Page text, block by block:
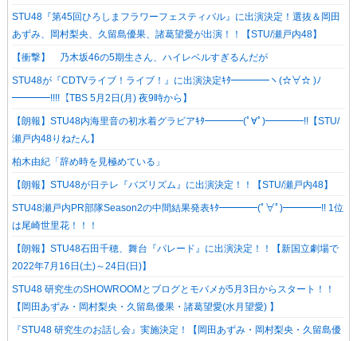
STU48『第45回ひろしまフラワーフェスティバル』に出演決定！選抜＆岡田
あずみ、岡村梨央、久留島優果、諸葛望愛が出演！！【STU/瀬戸内48】
【衝撃】 乃木坂46の5期生さん、ハイレベルすぎるんだが
STU48が『CDTVライブ！ライブ！』に出演決定ｷﾀ━━━━ヽ(☆∀☆ )ﾉ
━━━━!!!!【TBS 5月2日(月) 夜9時から】
【朗報】STU48内海里音の初水着グラビアｷﾀ━━━━(ﾟ∀ﾟ)━━━━!!【STU/
瀬戸内48りねたん】
柏木由紀「辞め時を見極めている」
【朗報】STU48が日テレ『バズリズム』に出演決定！！【STU/瀬戸内48】
STU48瀬戸内PR部隊Season2の中間結果発表ｷﾀ━━━━(ﾟ∀ﾟ)━━━━!! 1位
は尾崎世里花！！！
【朗報】STU48石田千穂、舞台『パレード』に出演決定！！【新国立劇場で
2022年7月16日(土)～24日(日)】
STU48 研究生のSHOWROOMとブログとモバメが5月3日からスタート！！
【岡田あずみ・岡村梨央・久留島優果・諸葛望愛(水月望愛) 】
『STU48 研究生のお話し会』実施決定！【岡田あずみ・岡村梨央・久留島優